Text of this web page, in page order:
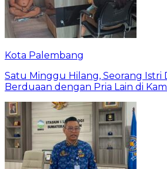
Kota Palembang
Satu Minggu Hilang, Seorang Istri
Berduaan dengan Pria Lain di